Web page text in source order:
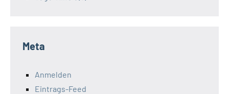
Meta
Anmelden
Eintrags-Feed